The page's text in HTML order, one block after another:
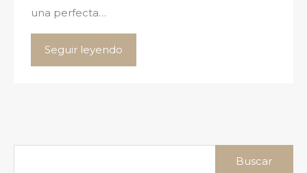
una perfecta…
Seguir leyendo